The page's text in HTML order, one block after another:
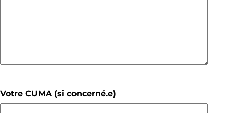
Votre CUMA (si concerné.e)